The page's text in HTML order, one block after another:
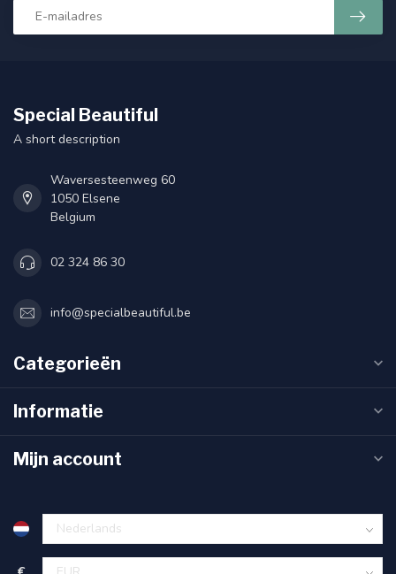
Special Beautiful
A short description
Waversesteenweg 60
1050 Elsene
Belgium
02 324 86 30
info@specialbeautiful.be
Categorieën
Informatie
Mijn account